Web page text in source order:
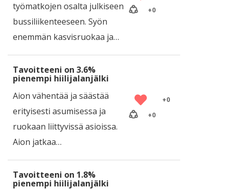
työmatkojen osalta julkiseen
bussiliikenteeseen. Syön
enemmän kasvisruokaa ja…
+0
Tavoitteeni on 3.6%
pienempi hiilijalanjälki
Aion vähentää ja säästää
erityisesti asumisessa ja
ruokaan liittyvissä asioissa.
Aion jatkaa…
+0
+0
Tavoitteeni on 1.8%
pienempi hiilijalanjälki